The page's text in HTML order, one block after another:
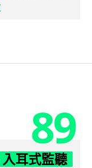
89
耳式監聽